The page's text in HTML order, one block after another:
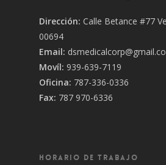
Dirección: Calle Betance #77
00694
Email:
Movíl: 939-639-7119
Oficina: 787-336-0336
Fax: 787 970-6336
HORARIO DE TRABAJO